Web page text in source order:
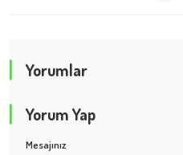
Yorumlar
Yorum Yap
Mesajınız